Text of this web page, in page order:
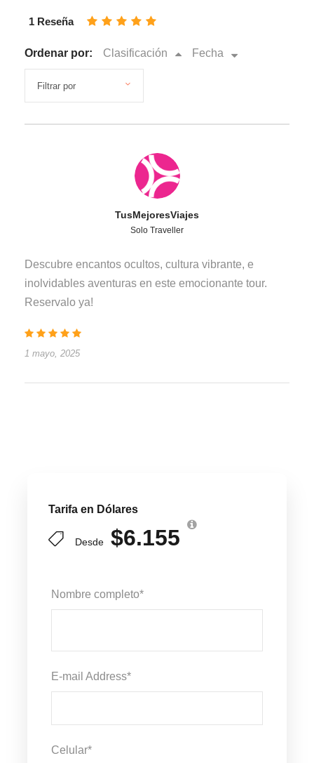
Tarifa en Dólares
Desde $6.155
Nombre completo*
E-mail Address*
Celular*
1 Reseña
Ordenar por: Clasificación Fecha
TusMejoresViajes
Solo Traveller
Descubre encantos ocultos, cultura vibrante, e
inolvidables aventuras en este emocionante tour.
Reservalo ya!
1 mayo, 2025